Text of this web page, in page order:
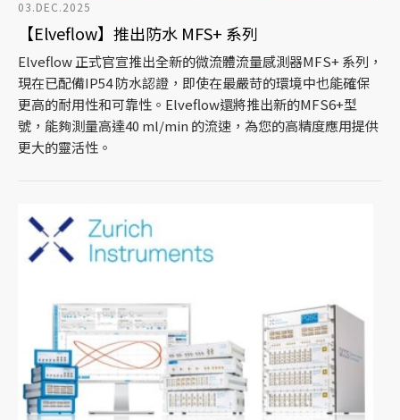
03.DEC.2025
【Elveflow】推出防水 MFS+ 系列
Elveflow 正式官宣推出全新的微流體流量感測器MFS+ 系列，
現在已配備IP54 防水認證，即使在最嚴苛的環境中也能確保
更高的耐用性和可靠性。Elveflow還將推出新的MFS6+型
號，能夠測量高達40 ml/min 的流速，為您的高精度應用提供
更大的靈活性。